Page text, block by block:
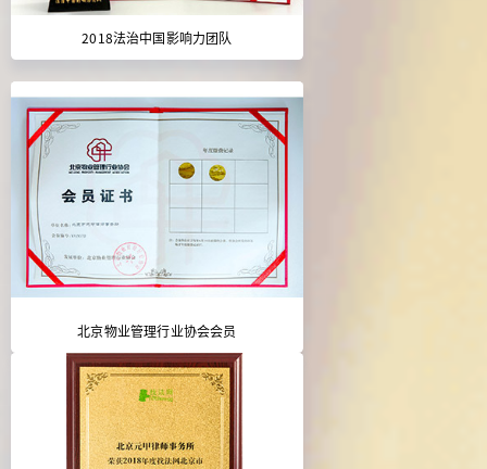
2018法治中国影响力团队
北京物业管理行业协会会员